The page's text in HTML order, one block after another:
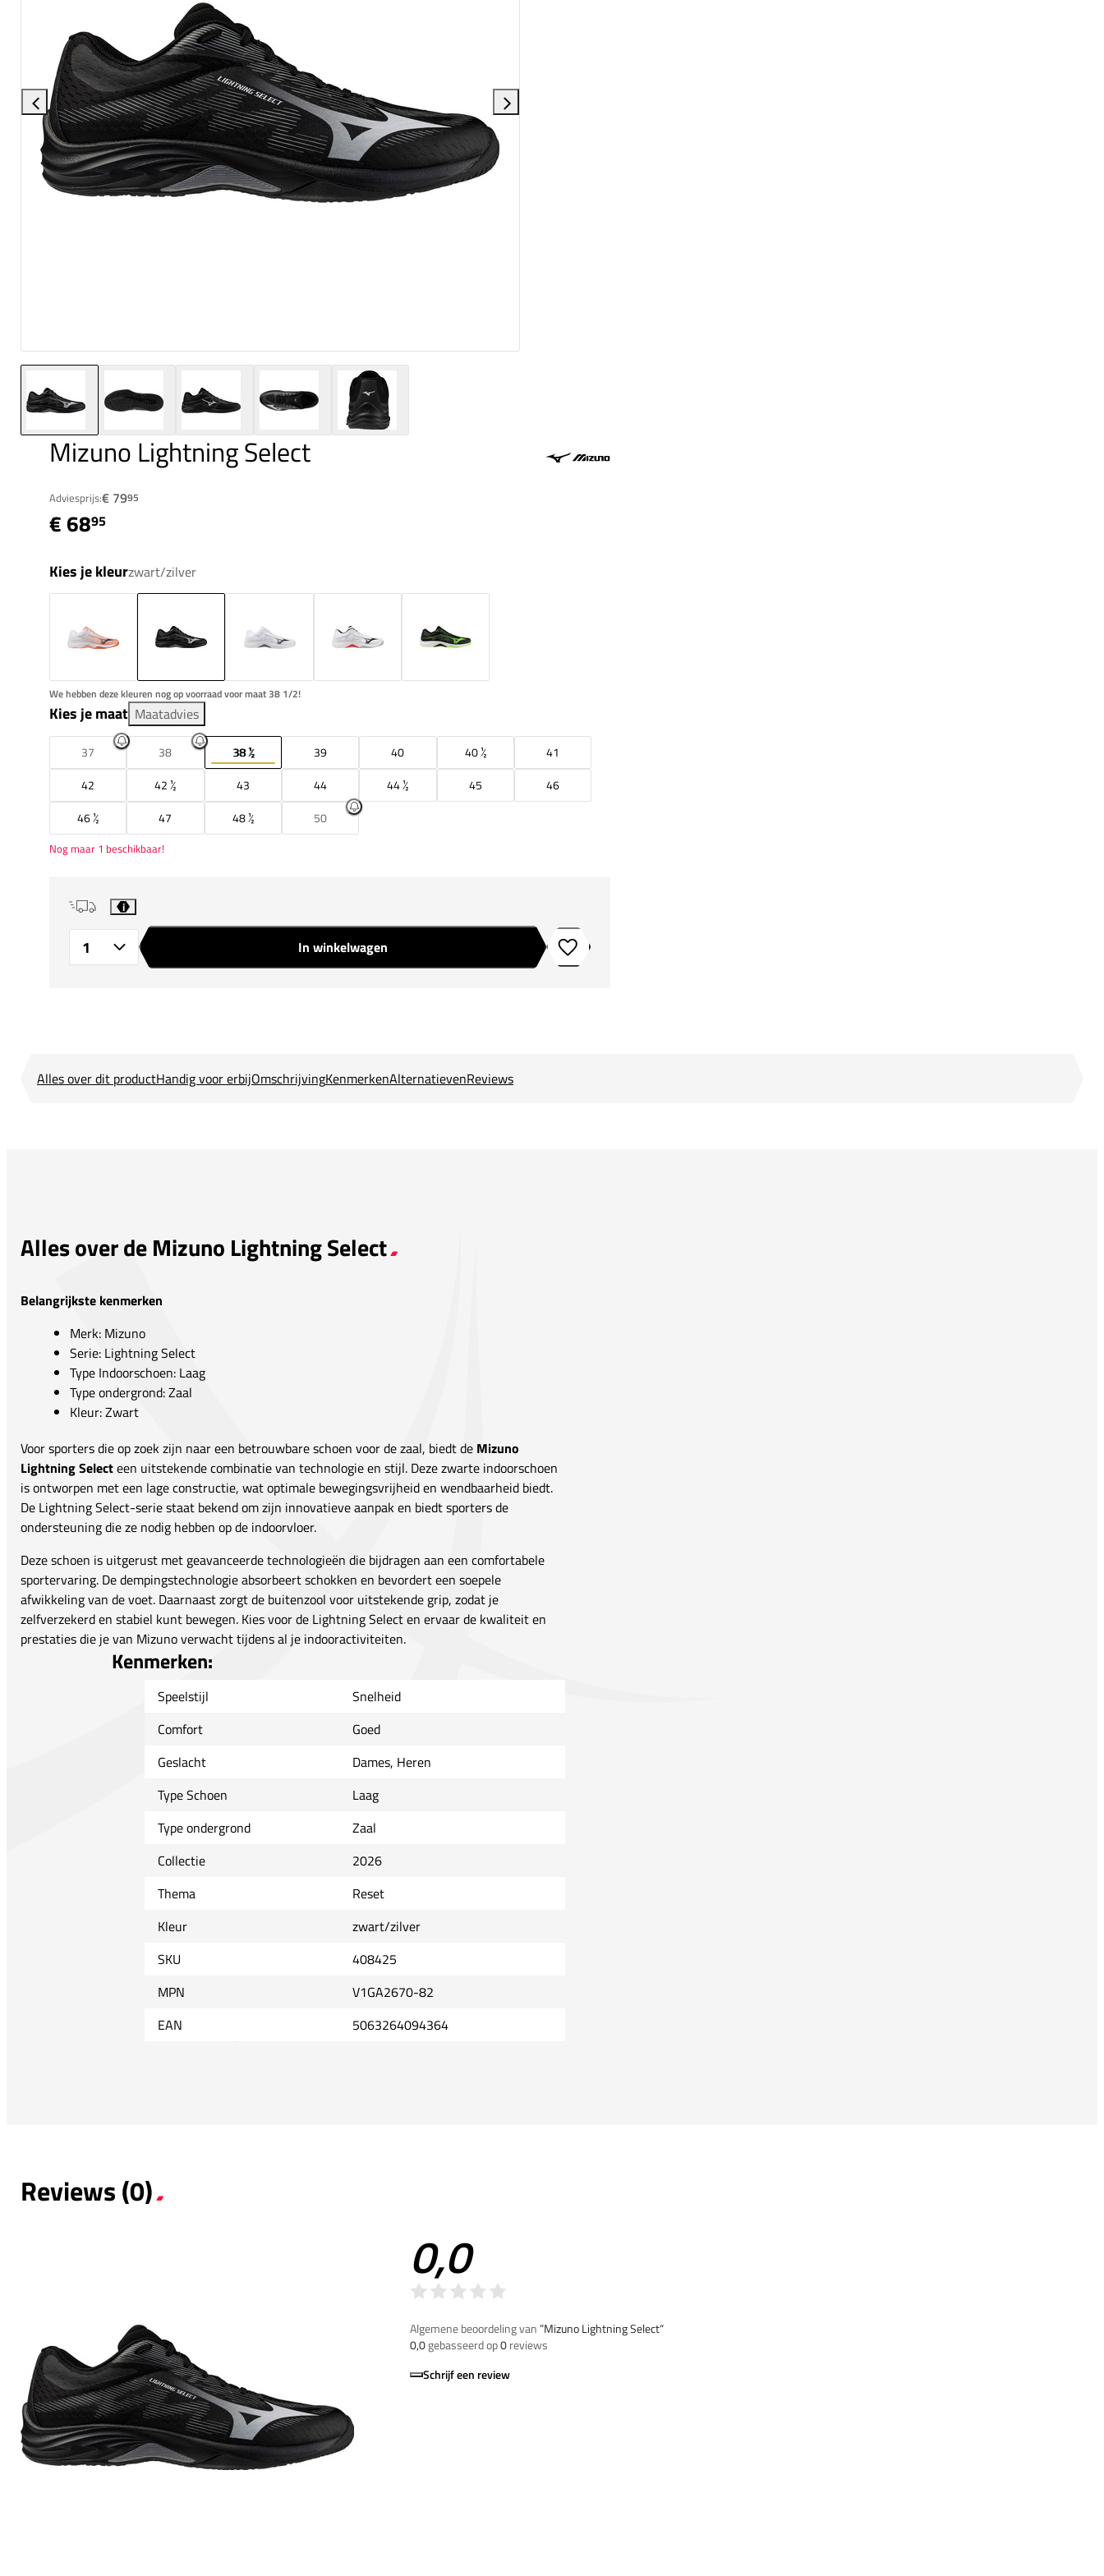
Mizuno Lightning Select
Adviesprijs:€ 7995
€ 6895
Kies je kleurzwart/zilver
We hebben deze kleuren nog op voorraad voor maat 38 1/2!
Kies je maat Maatadvies
37 38 38 ½ 39 40 40 ½
41
42
42 ½ 43 44 44 ½ 45
46
46 ½
47 48 ½ 50
Nog maar 1 beschikbaar!
i
In winkelwagen Toevoegen aan verlanglijstje
Alles over dit productHandig voor erbijOmschrijvingKenmerkenAlternatievenReviews
Alles over de Mizuno Lightning Select
Belangrijkste kenmerken
Merk: Mizuno
Serie: Lightning Select
Type Indoorschoen: Laag
Type ondergrond: Zaal
Kleur: Zwart
Voor sporters die op zoek zijn naar een betrouwbare schoen voor de zaal, biedt de Mizuno
Lightning Selecteen uitstekende combinatie van technologie en stijl. Deze zwarte indoorschoen
is ontworpen met een lage constructie, wat optimale bewegingsvrijheid en wendbaarheid biedt.
De Lightning Select-serie staat bekend om zijn innovatieve aanpak en biedt sporters de
ondersteuning die ze nodig hebben op de indoorvloer.
Deze schoen is uitgerust met geavanceerde technologieën die bijdragen aan een comfortabele
sportervaring. De dempingstechnologie absorbeert schokken en bevordert een soepele
afwikkeling van de voet. Daarnaast zorgt de buitenzool voor uitstekende grip, zodat je
zelfverzekerd en stabiel kunt bewegen. Kies voor de Lightning Select en ervaar de kwaliteit en
prestaties die je van Mizuno verwacht tijdens al je indooractiviteiten.
Kenmerken:
Speelstijl
Snelheid
Comfort
Goed
Geslacht
Dames, Heren
Type Schoen
Laag
Type ondergrond
Zaal
Collectie
2026
Thema
Reset
Kleur
zwart/zilver
SKU
408425
MPN
V1GA2670-82
EAN
5063264094364
Reviews (0)
0,0
Algemene beoordeling van”Mizuno Lightning Select“
0,0gebasseerd op0reviews
Schrijf een review